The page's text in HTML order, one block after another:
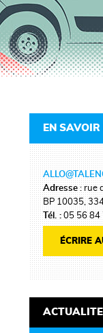
EN SAVOIR
Adresse: rue
BP 10035,
Tél. :05 56 84
ÉCRIRE